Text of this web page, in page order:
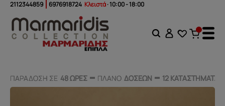
2112344859 6976918724 Κλειστά· 10:00 - 18:00
ΠΑΡΑΔΟΣΗ ΣΕ 48 ΩΡΕΣ ΠΛΑΝΟ ΔΟΣΕΩΝ 12 ΚΑΤΑΣΤΗΜΑΤΑ
ΠΑΡΑΔΟΣΗ ΣΕ 48 ΩΡΕΣ ΠΛΑΝΟ ΔΟΣΕΩΝ 12 ΚΑΤΑΣΤΗΜΑΤΑ